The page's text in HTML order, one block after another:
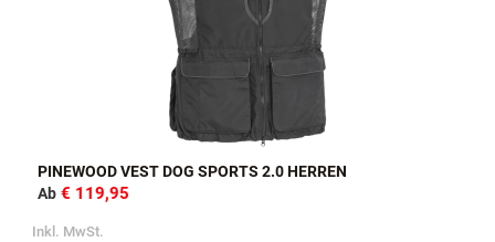
PINEWOOD VEST DOG SPORTS 2.0 HERREN
Ab € 119,95
Inkl. MwSt.